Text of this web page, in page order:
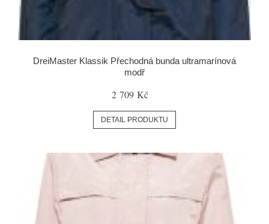
DreiMaster Klassik Přechodná bunda ultramarínová
modř
2 709 Kč
DETAIL PRODUKTU